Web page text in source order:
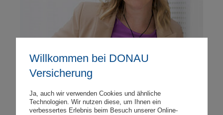
Willkommen bei DONAU
Versicherung
Ja, auch wir verwenden Cookies und ähnliche
Technologien. Wir nutzen diese, um Ihnen ein
verbessertes Erlebnis beim Besuch unserer Online-